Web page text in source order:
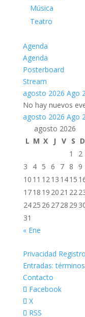
Música
Teatro
Agenda
Agenda
Posterboard
Stream
agosto 2026 Ago
No hay nuevos
agosto 2026 Ago
agosto 2026
L M X J V S D
1
2
3
4 5 6 7 8
9
10 11 1213 1415
1718 19 20 21 22
2425 26 2728 29
31
« Ene
Privacidad
Entradas:
Contacto
Facebook
X
RSS